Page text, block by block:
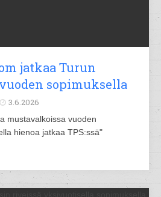
jatkaa Turun
sopimuksella
3.6.2026
mustavalkoissa vuoden
hienoa jatkaa TPS:ssä"